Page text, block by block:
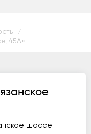
/
45А»
шоссе